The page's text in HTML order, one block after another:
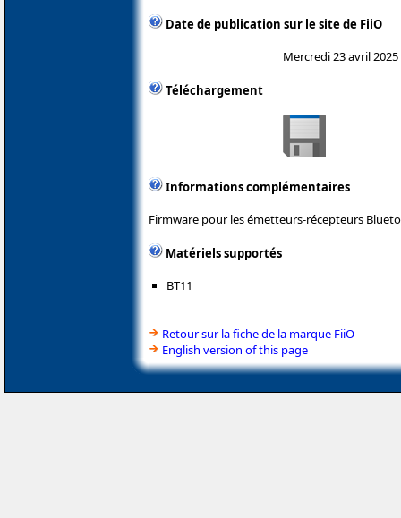
Date de publication sur le site de FiiO
Mercredi 23 avril 2025
Téléchargement
Informations complémentaires
Firmware pour les émetteurs-récepteurs
Matériels supportés
BT11
Retour sur la fiche de la marque FiiO
English version of this page